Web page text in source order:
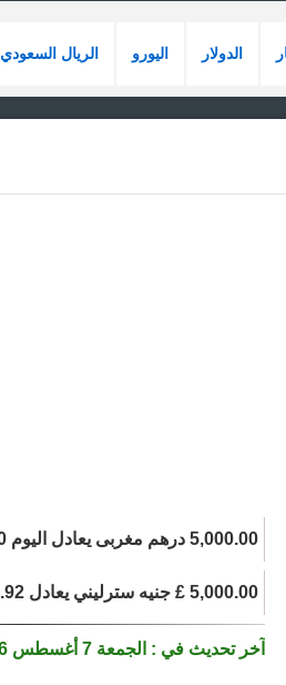
الريال السعودي اليورو الدولار
5,000.00 درهم مغربى يعادل اليوم 34,678.00 £ جنيه سترليني.
5,000.00 £ جنيه سترليني يعادل 720.92 درهم مغربى اليوم.
آخر تحديث في : الجمعة 7 أغسطس 2026